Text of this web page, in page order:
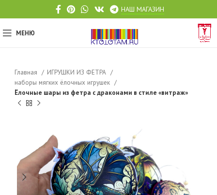
НАШ МАГАЗИН
МЕНЮ
Главная
ИГРУШКИ ИЗ ФЕТРА
наборы мягких ёлочных игрушек
Ёлочные шары из фетра с драконами в стиле «витраж»